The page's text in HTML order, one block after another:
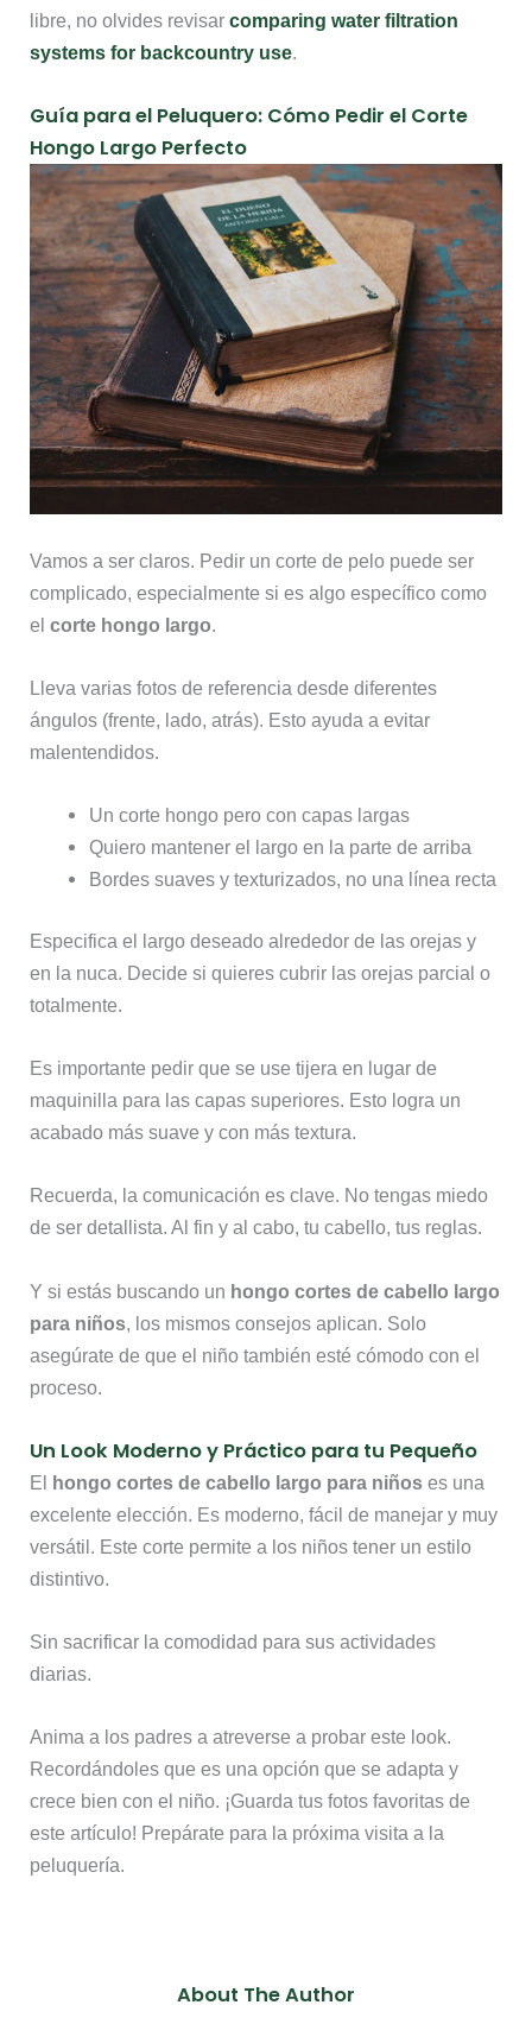
libre, no olvides revisarcomparing water filtration
systems for backcountry use.
Guía para el Peluquero: Cómo Pedir el Corte
Hongo Largo Perfecto
Vamos a ser claros. Pedir un corte de pelo puede ser
complicado, especialmente si es algo específico como
elcorte hongo largo.
Lleva varias fotos de referencia desde diferentes
ángulos (frente, lado, atrás). Esto ayuda a evitar
malentendidos.
Un corte hongo pero con capas largas
Quiero mantener el largo en la parte de arriba
Bordes suaves y texturizados, no una línea recta
Especifica el largo deseado alrededor de las orejas y
en la nuca. Decide si quieres cubrir las orejas parcial o
totalmente.
Es importante pedir que se use tijera en lugar de
maquinilla para las capas superiores. Esto logra un
acabado más suave y con más textura.
Recuerda, la comunicación es clave. No tengas miedo
de ser detallista. Al fin y al cabo, tu cabello, tus reglas.
Y si estás buscando un hongo cortes de cabello largo
para niños, los mismos consejos aplican. Solo
asegúrate de que el niño también esté cómodo con el
proceso.
Un Look Moderno y Práctico para tu Pequeño
El hongo cortes de cabello largo para niños es una
excelente elección. Es moderno, fácil de manejar y muy
versátil. Este corte permite a los niños tener un estilo
distintivo.
Sin sacrificar la comodidad para sus actividades
diarias.
Anima a los padres a atreverse a probar este look.
Recordándoles que es una opción que se adapta y
crece bien con el niño. ¡Guarda tus fotos favoritas de
este artículo! Prepárate para la próxima visita a la
peluquería.
About The Author